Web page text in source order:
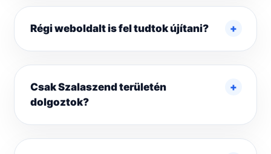
Régi weboldalt is fel tudtok újítani?
Csak Szalaszend területén
dolgoztok?